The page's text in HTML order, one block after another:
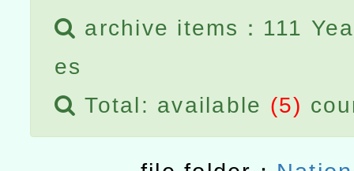
archive items：111
es
Total: available (5)